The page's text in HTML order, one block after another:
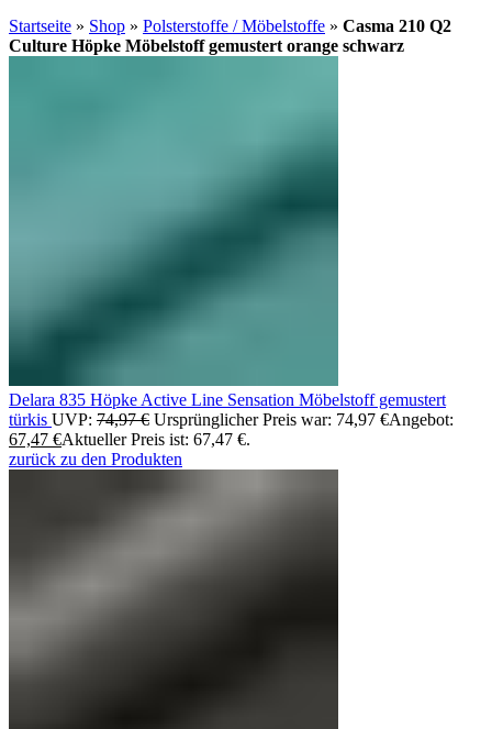
Startseite » Shop » Polsterstoffe / Möbelstoffe » Casma 210 Q2
Culture Höpke Möbelstoff gemustert orange schwarz
Delara 835 Höpke Active Line Sensation Möbelstoff gemustert
türkis UVP: 74,97€ Ursprünglicher Preis war: 74,97 €Angebot:
67,47 €Aktueller Preis ist: 67,47 €.
zurück zu den Produkten